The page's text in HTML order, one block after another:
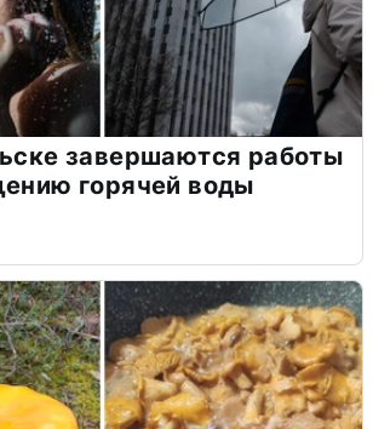
завершаются работы
горячей воды